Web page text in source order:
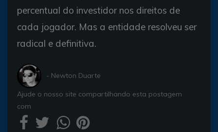
percentual do investidor nos direitos de
cada jogador. Mas a entidade resolveu ser
radical e definitiva.
- Newton Duarte
Ajude o nosso site compartilhando esta postagem
com